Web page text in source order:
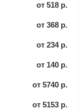
от 518 р.
от 368 р.
от 234 р.
от 140 р.
от 5740 р.
от 5153 р.